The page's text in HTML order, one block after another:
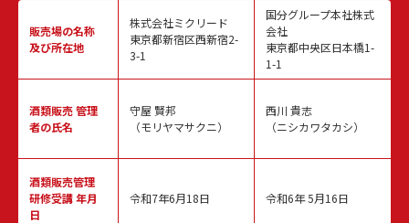
販売場の名称
及び所在地
酒類販売管理
者の氏名
酒類販売管理
研修受講 年月
日
株式会社ミクリード
東京都新宿区西新宿2-
3-1
守屋 賢邦
（モリヤマサクニ）
令和7年6月18日
国分グループ本社株式
会社
東京都中央区日本橋1-
1-1
西川 貴志
（ニシカワタカシ）
令和6年 5月16日